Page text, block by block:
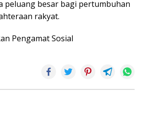
peluang besar bagi pertumbuhan
rakyat.
Pengamat Sosial